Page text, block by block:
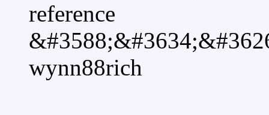
reference
wynn88rich